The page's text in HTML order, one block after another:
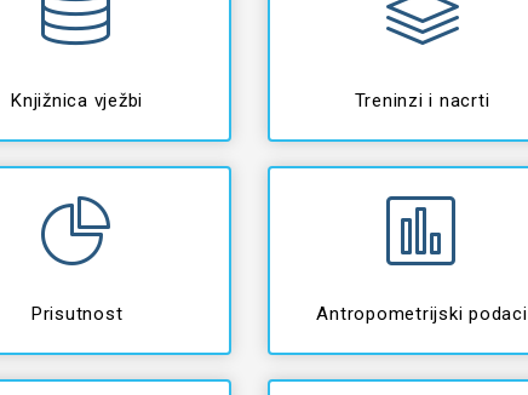
Knjižnica vježbi Treninzi i nacrti
Prisutnost Antropometrijski podaci